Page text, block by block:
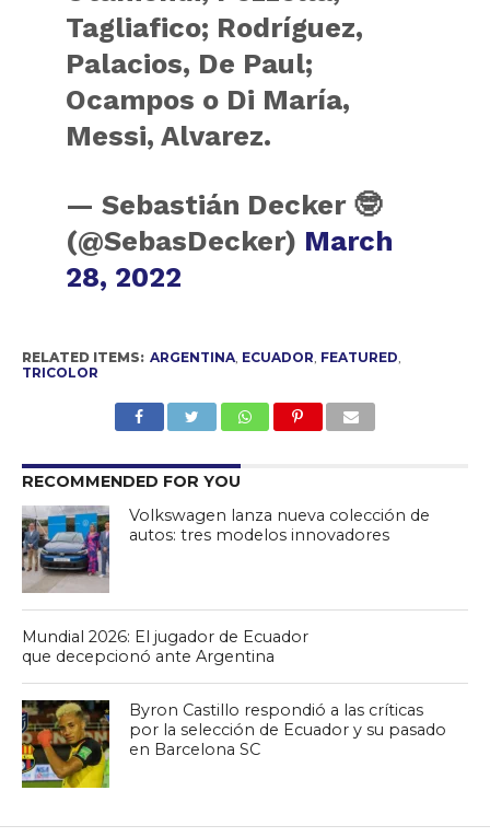
Tagliafico; Rodríguez,
Palacios, De Paul;
Ocampos o Di María,
Messi, Alvarez.
— Sebastián Decker 🤓
(@SebasDecker) March
28, 2022
RELATED ITEMS: ARGENTINA, ECUADOR, FEATURED,
TRICOLOR
RECOMMENDED FOR YOU
Volkswagen lanza nueva colección de
autos: tres modelos innovadores
Mundial 2026: El jugador de Ecuador
que decepcionó ante Argentina
Byron Castillo respondió a las críticas
por la selección de Ecuador y su pasado
en Barcelona SC